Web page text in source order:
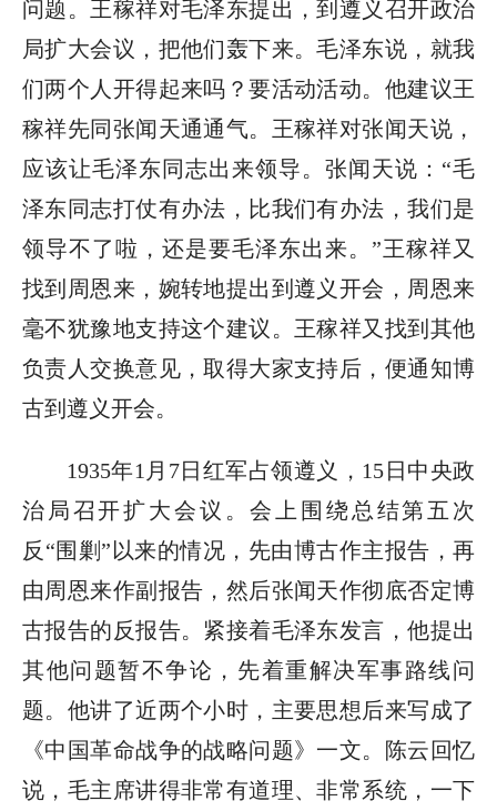
问题。王稼祥对毛泽东提出，到遵义召开政治
局扩大会议，把他们轰下来。毛泽东说，就我
们两个人开得起来吗？要活动活动。他建议王
稼祥先同张闻天通通气。王稼祥对张闻天说，
应该让毛泽东同志出来领导。张闻天说：“毛
泽东同志打仗有办法，比我们有办法，我们是
领导不了啦，还是要毛泽东出来。”王稼祥又
找到周恩来，婉转地提出到遵义开会，周恩来
毫不犹豫地支持这个建议。王稼祥又找到其他
负责人交换意见，取得大家支持后，便通知博
古到遵义开会。
1935年1月7日红军占领遵义，15日中央政
治局召开扩大会议。会上围绕总结第五次
反“围剿”以来的情况，先由博古作主报告，再
由周恩来作副报告，然后张闻天作彻底否定博
古报告的反报告。紧接着毛泽东发言，他提出
其他问题暂不争论，先着重解决军事路线问
题。他讲了近两个小时，主要思想后来写成了
《中国革命战争的战略问题》一文。陈云回忆
说，毛主席讲得非常有道理、非常系统，一下